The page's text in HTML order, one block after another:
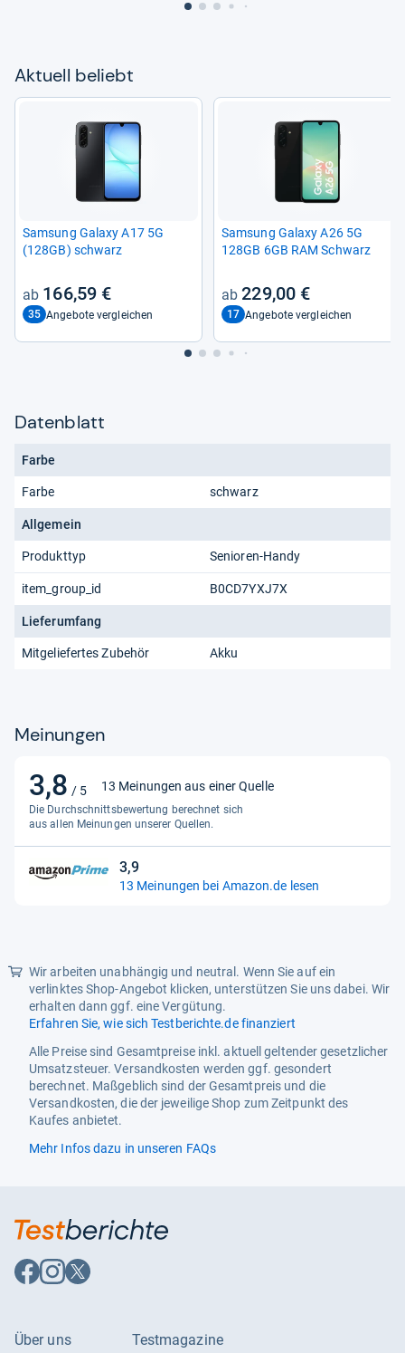
Aktu­ell beliebt
Sam­sung Galaxy A17 5G
(128GB) schwarz
166,59 €
35 Angebote vergleichen
Sam­sung Galaxy A26 5G
128GB 6GB RAM Schwarz
229,00 €
17 Angebote vergleichen
Datenblatt
Farbe
Farbe schwarz
Allgemein
Produkttyp Senioren-Handy
item_group_id B0CD7YXJ7X
Lieferumfang
Mitgeliefertes Zubehör Akku
Meinungen
3,8 / 5
3,8
von
5
Sternen
13 Meinungen aus einer Quelle
Die Durchschnittsbewertung berechnet sich
aus allen Meinungen unserer Quellen.
3,9
3,9
von
13 Meinungen bei Amazon.de lesen
Wir arbeiten unabhängig und neutral. Wenn Sie auf ein
verlinktes Shop-Angebot klicken, unterstützen Sie uns dabei. Wir
erhalten dann ggf. eine Vergütung.
Erfahren Sie, wie sich Testberichte.de finanziert
Alle Preise sind Gesamtpreise inkl. aktuell geltender gesetzlicher
Umsatzsteuer. Versandkosten werden ggf. gesondert
berechnet. Maßgeblich sind der Gesamtpreis und die
Versandkosten, die der jeweilige Shop zum Zeitpunkt des
Kaufes anbietet.
Mehr Infos dazu in unseren FAQs
Auf
Facebook
Auf
Instagram
Auf
X
Über uns Testmagazine